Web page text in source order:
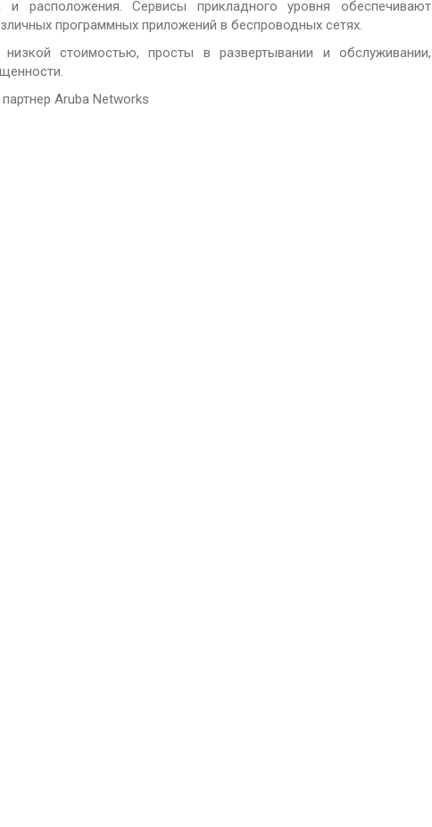
расположения. Сервисы прикладного уровня обеспечивают
программных приложений в беспроводных сетях.
стоимостью, просты в развертывании и обслуживании,
Aruba Networks